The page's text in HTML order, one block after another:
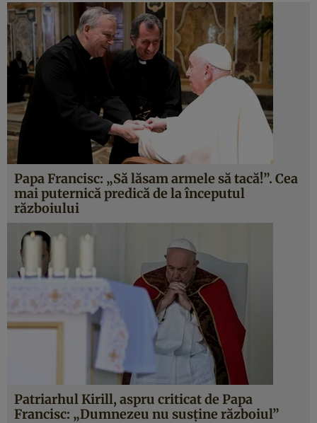
Papa Francisc: „Să lăsam armele să tacă!”. Cea
mai puternică predică de la începutul
războiului
Patriarhul Kirill, aspru criticat de Papa
Francisc: „Dumnezeu nu susține războiul”